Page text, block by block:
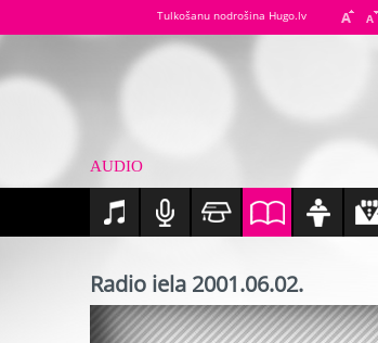
Tulkošanu nodrošina Hugo.lv
AUDIO
Radio iela 2001.06.02.